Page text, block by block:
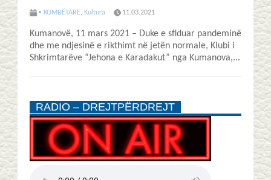
• KOMBËTARE, Kultura 11.03.2021
Kumanovë, 11 mars 2021 – Duke e sfiduar pandeminë
dhe me ndjesinë e rikthimt në jetën normale, Klubi i
Shkrimtarëve “Jehona e Karadakut” nga Kumanova,...
RADIO – DREJTPËRDREJT